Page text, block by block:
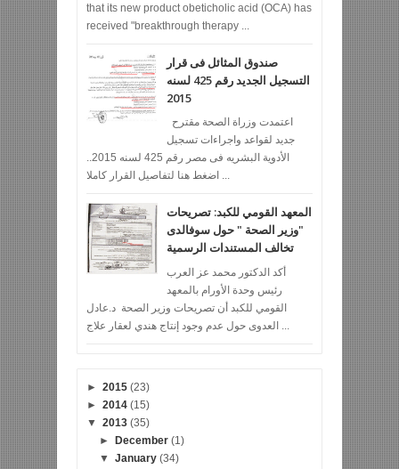
that its new product obeticholic acid (OCA) has
received "breakthrough therapy ...
صندوق المثائل فى قرار
التسجيل الجديد رقم 425 لسنه
2015
جديد لقواعد واجراءات تسجيل
الأدوية البشريه فى مصر رقم 425 لسنه 2015..
اضغط هنا لتفاصيل القرار كاملا ...
المعهد القومي للكبد: تصريحات
"وزير الصحة " حول سوفالدى
تخالف المستندات الرسمية
أكد الدكتور محمد عز العرب
رئيس وحدة الأورام بالمعهد
القومي للكبد أن تصريحات وزير الصحة د.عادل
العدوى حول عدم وجود إنتاج هندي لعقار علاج ...
► 2015 (23)
► 2014 (15)
▼ 2013 (35)
►
December(1)
▼January(34)